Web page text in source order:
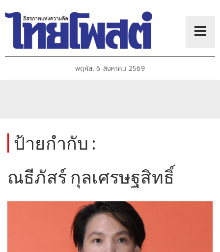
พฤหัส, 6 สิงหาคม 2569
ป้ายกำกับ :
ณธีภัสร์ กุลเศรษฐสิทธิ์